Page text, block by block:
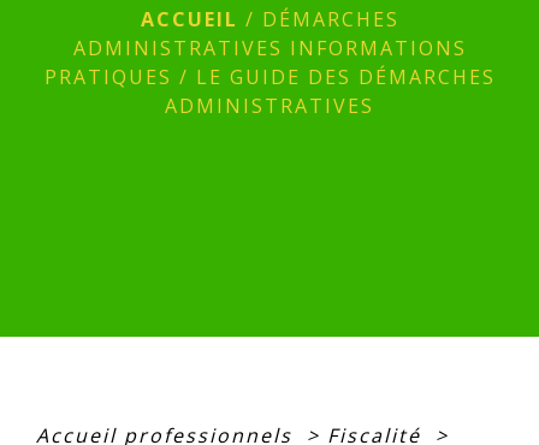
ACCUEIL / DÉMARCHES
ADMINISTRATIVES INFORMATIONS
PRATIQUES / LE GUIDE DES DÉMARCHES
ADMINISTRATIVES
Accueil professionnels > Fiscalité
>